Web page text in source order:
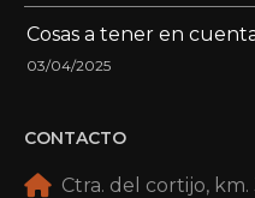
Cosas a tener en
03/04/2025
CONTACTO
Ctra. del cortijo, km.